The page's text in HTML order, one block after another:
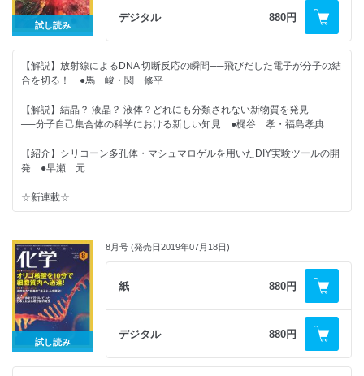
試し読み
デジタル 880円
【解説】放射線によるDNA 切断反応の瞬間──飛びだした電子が分子の結
合を切る！ ●馬 峻・関 修平
【解説】結晶？ 液晶？ 液体？どれにも分類されない新物質を発見
──分子自己集合体の科学における新しい知見 ●梶谷 孝・福島孝典
【紹介】シリコーン多孔体・マシュマロゲルを用いたDIY実験ツールの開
発 ●早瀬 元
☆新連載☆
形成・美容外科学 よもやま話（1）発毛のカガク（前編）
──発毛剤ミノキシジルの歴史とGuinter Kahn博士 ●高田弘弥
★好評連載★
◆カガクへの視点 化学工業とものづくり ●藤本隆宏
◆化学つれづれ草（29）お気に入りの教科書 ●田中一義
試し読み
8月号 (発売日2019年07月18日)
紙 880円
デジタル 880円